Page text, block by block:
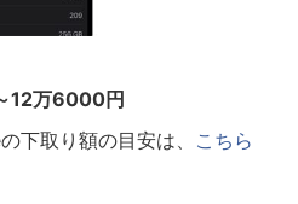
12万6000円
下取り額の目安は、
こちら